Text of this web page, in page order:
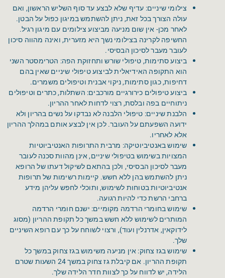
צילומי שיניים: עדיף שלא לבצע עד סוף השליש הראשון, ואם
עולה הצורך בכל זאת, ניתן להשתמש במיגון כפול על הבטן.
לאחר מכן- אין שום מניעה מביצוע צילומים עם מיגון רגיל.
החשיפה לקרינה בצילומי נשך היא מזערית, ואינה מהווה סיכון
לעובר מעבר לסיכון הבסיסי.
ביצוע סתימות, טיפולי שורש ותחזוקת הפה: הטרימסטר השני
הוא התקופה האידיאלית לביצוע טיפולי שיניים שאין בהם
דחיפות, כגון סתימות, ניקוי אבנית וטיפולים משמרים.
ביצוע טיפולים כירורגיים מורכבים: השתלות, כתרים וטיפולים
ניתוחיים בפה ובלסת, רצוי לדחות לאחר ההריון.
הלבנת שיניים: טיפולי הלבנה לא נבדקו על נשים בהריון ולא
ידועה השפעתם על העובר. לכן אין לבצע אותם במהלך ההריון
אלא לאחריו.
שימוש באנטיביוטיקה: מרבית התרופות האנטיביוטיות
המצויות בשימוש בטיפולי שיניים, אינן מהוות סכנה לעובר
מעבר לסיכון הבסיסי, ולכן בהתאם לשיקול דעתו של הרופא
ניתן להשתמש בהן ללא חשש. קיימות רשימות של תרופות
אנטיביוטיות בטוחות לשימוש, ותוכלי לחפש עליהן מידע
ברחבי הרשת כדי להיות רגועה.
שימוש בחומרי הרדמה מקומיים: ישנם חומרי הרדמה
המותרים לשימוש ללא חשש במשך כל תקופת ההריון (מסוג
לידוקאין, אדרנלין ועוד), ורצוי לשוחח על כך עם רופא השיניים
שלך.
שימוש בגז צחוק: אין מניעה משימוש בגז צחוק במשך כל
תקופת ההריון. אם קיבלת גז צחוק במשך 24 השעות שטרם
הלידה, יש לדווח על כך לצוות חדר הלידה שלך.